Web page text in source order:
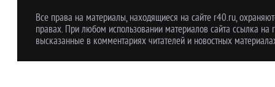
Все права на материалы, находящиеся на сайте r40.ru,
правах. При любом использовании материалов сайта ссылка
высказанные в комментариях читателей и новостных